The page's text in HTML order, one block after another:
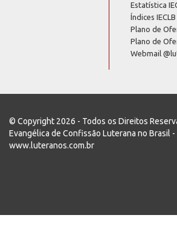
Estatística
Índices IECLB
Plano de
Plano de
Webmail
© Copyright 2026 - Todos os Direitos
Evangélica de Confissão Luterana no Brasil
www.luteranos.com.br